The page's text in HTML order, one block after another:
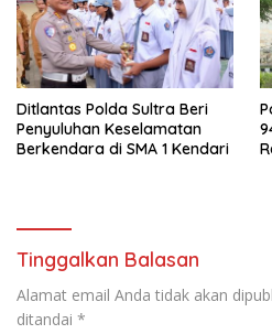
Ditlantas Polda Sultra Beri
Penyuluhan Keselamatan
Berkendara di SMA 1 Kendari
Tinggalkan Balasan
Alamat email Anda tidak akan
ditandai *